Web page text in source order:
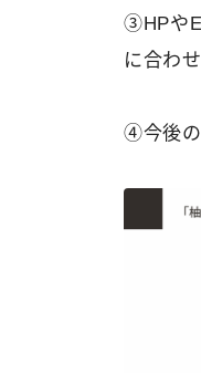
③HPや
に合わ
④今後の